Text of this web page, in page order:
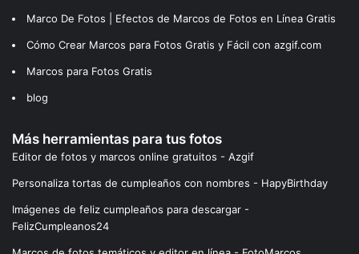
Marco De Fotos | Efectos de Marcos de Fotos en Línea Gratis
Cómo Crear Marcos para Fotos Gratis y Fácil con azgif.com
Marcos para Fotos Gratis
blog
Más herramientas para tus fotos
Editor de fotos y marcos online gratuitos - Azgif
Personaliza tortas de cumpleaños con nombres - HapyBirthday
Imágenes de feliz cumpleaños para descargar -
FelizCumpleanos24